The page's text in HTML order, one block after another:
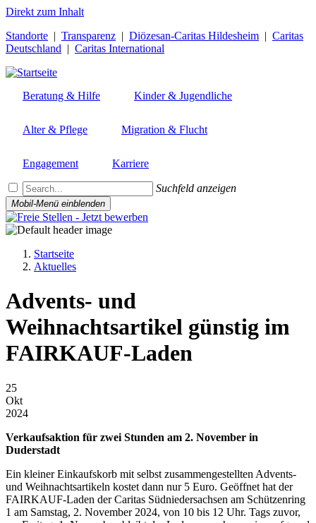
Direkt zum Inhalt
Standorte | Transparenz | Diözesan-Caritas Hildesheim | Caritas
Deutschland | Caritas International
Beratung & Hilfe Kinder & Jugendliche
Alter & Pflege Migration & Flucht
Engagement Karriere
Suchfeld anzeigen
Mobil-Menü einblenden
Pfadnavigation
Startseite
Aktuelles
Advents- und
Weihnachtsartikel günstig im
FAIRKAUF-Laden
25
Okt
2024
Verkaufsaktion für zwei Stunden am 2. November in
Duderstadt
Ein kleiner Einkaufskorb mit selbst zusammengestellten Advents-
und Weihnachtsartikeln kostet dann nur 5 Euro. Geöffnet hat der
FAIRKAUF-Laden der Caritas Südniedersachsen am Schützenring
1 am Samstag, 2. November 2024, von 10 bis 12 Uhr. Tags zuvor,